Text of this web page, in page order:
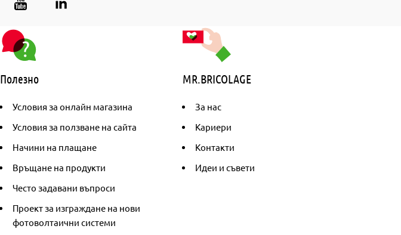
Полезно
Условия за онлайн магазина
Условия за ползване на сайта
Начини на плащане
Връщане на продукти
Често задавани въпроси
Проект за изграждане на нови
фотоволтаични системи
MR.BRICOLAGE
За нас
Кариери
Контакти
Идеи и съвети